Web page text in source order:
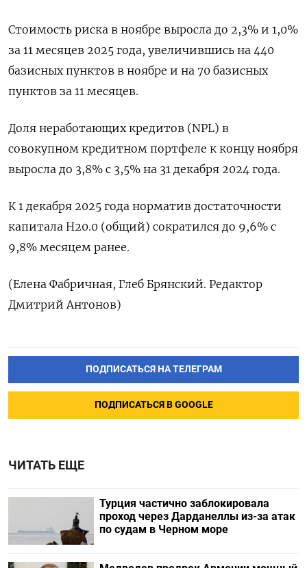
Стоимость риска в ноябре выросла до 2,3% и 1,0%
за 11 месяцев 2025 ‍года, увеличившись на 440
базисных пунктов в ноябре и на 70 базисных
пунктов за 11 месяцев.
Доля неработающих кредитов (NPL) в
совокупном кредитном портфеле к концу ноября
выросла до 3,8% с 3,5% на 31 декабря 2024 года.
К 1 ⁠декабря 2025 года норматив достаточности
капитала Н20.0 (общий) сократился до 9,6% с
9,8% месяцем ранее.
(Елена Фабричная, Глеб Брянский. Редактор
Дмитрий Антонов)
ПОДПИСАТЬСЯ НА ТЕЛЕГРАМ
ПОДПИСАТЬСЯ В GOOGLE
ЧИТАТЬ ЕЩЕ
Турция частично заблокировала
проход через Дарданеллы из-за атак
по судам в Черном море